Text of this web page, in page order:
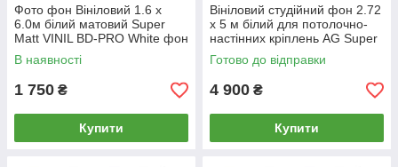
Фото фон Вініловий 1.6 х
6.0м білий матовий Super
Matt VINIL BD-PRO White фон
для фото / на картонній трубі
В наявності
1 750 ₴
Купити
Вініловий студійний фон 2.72
х 5 м білий для потолочно-
настінних кріплень AG Super
Matt VINIL BD-PRO White
Готово до відправки
4 900 ₴
Купити